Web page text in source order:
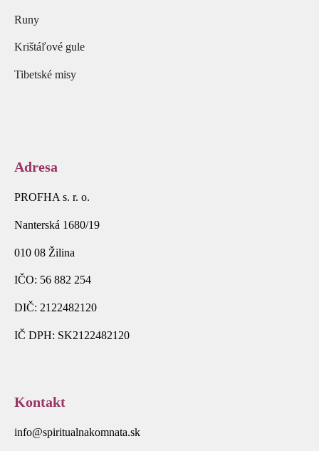
Runy
Krištáľové gule
Tibetské misy
Adresa
PROFHA s. r. o.
Nanterská 1680/19
010 08 Žilina
IČO: 56 882 254
DIČ: 2122482120
IČ DPH: SK2122482120
Kontakt
info@spiritualnakomnata.sk